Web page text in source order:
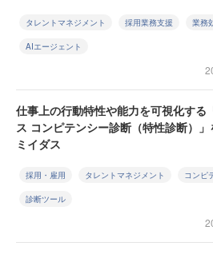
タレントマネジメント 採用業務支援 業務
AIエージェント
仕事上の行動特性や能力を可視化する
ス コンピテンシー診断（特性診断）
ミイダス
採用・雇用 タレントマネジメント コンピ
診断ツール